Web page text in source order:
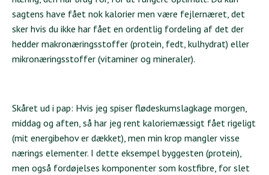
sagtens have fået nok kalorier men være fejlernæret, det
sker hvis du ikke har fået en ordentlig fordeling af det der
hedder makronæringsstoffer (protein, fedt, kulhydrat) eller
mikronæringsstoffer (vitaminer og mineraler).
Skåret ud i pap: Hvis jeg spiser flødeskumslagkage morgen,
middag og aften, så har jeg rent kaloriemæssigt fået rigeligt
(mit energibehov er dækket), men min krop mangler visse
nærings elementer. I dette eksempel byggesten (protein),
men også fordøjelses komponenter som kostfibre, for slet